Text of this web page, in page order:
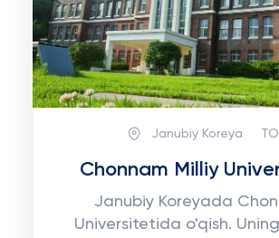
Janubiy Koreya
Chonnam Milliy
Janubiy Koreyada
Universitetida o'qish.